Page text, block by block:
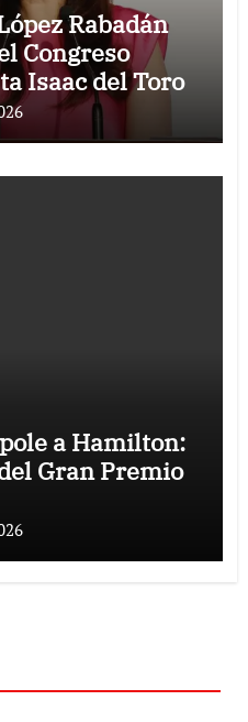
Rabadán
Congreso
Isaac del Toro
a Hamilton:
Gran Premio